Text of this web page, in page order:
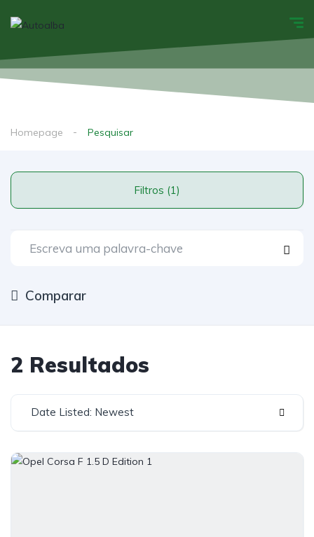
Homepage Pesquisar
Filtros (1)
Comparar
2 Resultados
Date Listed: Newest